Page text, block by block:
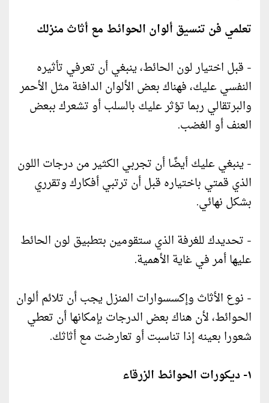
تعلمي فن تنسيق ألوان الحوائط مع أثاث منزلك
- قبل اختيار لون الحائط، ينبغي أن تعرفي تأثيره
النفسي عليك، فهناك بعض الألوان الدافئة مثل الأحمر
والبرتقالي ربما تؤثر عليك بالسلب أو تشعرك ببعض
العنف أو الغضب.
- ينبغي عليك أيضًا أن تجربي الكثير من درجات اللون
الذي قمتي باختياره قبل أن ترتبي أفكارك وتقرري
بشكل نهائي.
- تحديدك للغرفة الذي ستقومين بتطبيق لون الحائط
عليها أمر في غاية الأهمية.
- نوع الأثاث وإكسسوارات المنزل يجب أن تلائم ألوان
الحوائط، لأن هناك بعض الدرجات بإمكانها أن تعطي
شعورا بعينه إذا تناسبت أو تعارضت مع أثاثك.
١- ديكورات الحوائط الزرقاء